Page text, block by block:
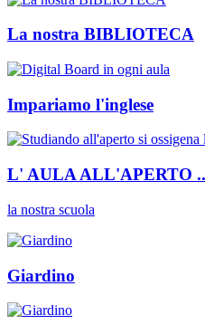
La nostra BIBLIOTECA
Impariamo l'inglese
L' AULA ALL'APERTO
la nostra scuola
Giardino